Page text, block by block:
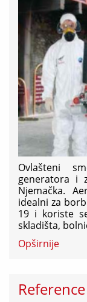
Ovlašteni
generatora i
Njemačka.
idealni za
19 i koriste
skladišta,
Opširnije
Reference